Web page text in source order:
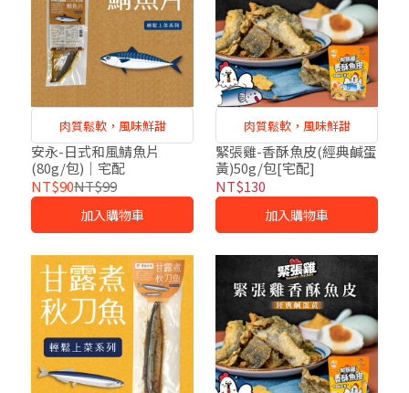
肉質鬆軟，風味鮮甜
安永-日式和風鯖魚片
(80g/包)｜宅配
NT$90NT$99
加入購物車
肉質鬆軟，風味鮮甜
緊張雞-香酥魚皮(經典鹹蛋
黃)50g/包[宅配]
NT$130
加入購物車